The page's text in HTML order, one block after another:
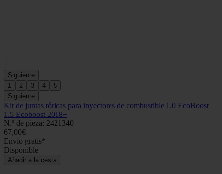
Siguiente
1
2 3 4
5
Siguiente
Kit de juntas tóricas para inyectores de combustible 1.0 EcoBoost
1.5 Ecoboost 2018+
N.º de pieza: 2421340
67,00€
Envío gratis*
Disponible
Añadir a la cesta